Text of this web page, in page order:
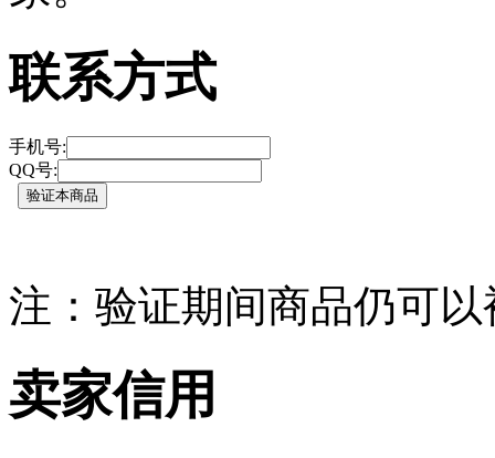
联系方式
手机号:
QQ号:
注：验证期间商品仍可
卖家信用